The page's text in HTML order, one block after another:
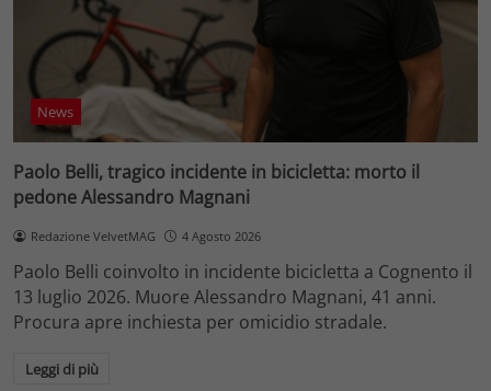
News
Paolo Belli, tragico incidente in bicicletta: morto il
pedone Alessandro Magnani
Redazione VelvetMAG 4 Agosto 2026
Paolo Belli coinvolto in incidente bicicletta a Cognento il
13 luglio 2026. Muore Alessandro Magnani, 41 anni.
Procura apre inchiesta per omicidio stradale.
Leggi di più